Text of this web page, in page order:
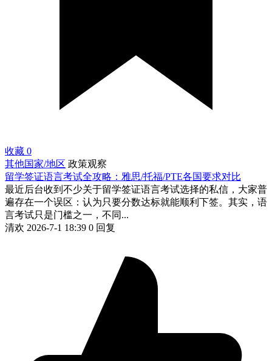
收藏 0
其他国家/地区 政策观察
留学签证语言考试全攻略：雅思/托福/PTE各国要求对比
最近后台收到不少关于留学签证语言考试选择的私信，大家普
遍存在一个误区：认为只要分数达标就能顺利下签。其实，语
言考试只是门槛之一，不同...
清欢 2026-7-1 18:39 0 回复